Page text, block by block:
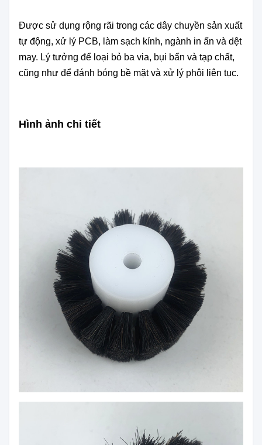
Được sử dụng rộng rãi trong các dây chuyền sản xuất
tự động, xử lý PCB, làm sạch kính, ngành in ấn và dệt
may. Lý tưởng để loại bỏ ba via, bụi bẩn và tạp chất,
cũng như để đánh bóng bề mặt và xử lý phôi liên tục.
Hình ảnh chi tiết